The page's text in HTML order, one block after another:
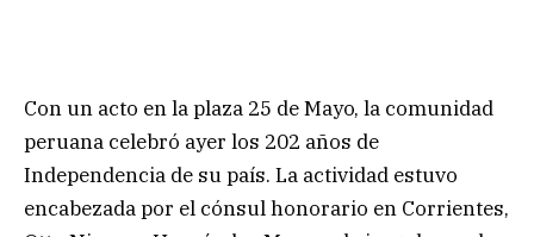
Con un acto en la plaza 25 de Mayo, la comunidad
peruana celebró ayer los 202 años de
Independencia de su país. La actividad estuvo
encabezada por el cónsul honorario en Corrientes,